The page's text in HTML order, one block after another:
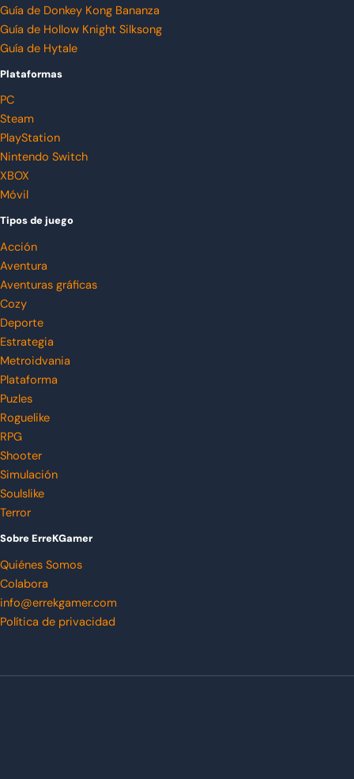
Guía de Donkey Kong Bananza
Guía de Hollow Knight Silksong
Guía de Hytale
Plataformas
PC
Steam
PlayStation
Nintendo Switch
XBOX
Móvil
Tipos de juego
Acción
Aventura
Aventuras gráficas
Cozy
Deporte
Estrategia
Metroidvania
Plataforma
Puzles
Roguelike
RPG
Shooter
Simulación
Soulslike
Terror
Sobre ErreKGamer
Quiénes Somos
Colabora
info@errekgamer.com
Política de privacidad